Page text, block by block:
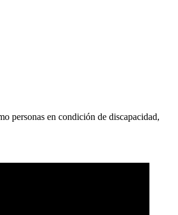
personas en condición de discapacidad,